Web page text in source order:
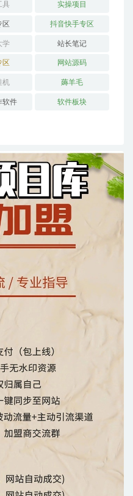
具 实操项目
区 抖音快手专区
学 站长笔记
区 网站源码
机 薅羊毛
软件 软件板块